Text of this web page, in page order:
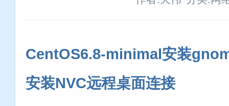
CentOS6.8-minimal安装
安装NVC远程桌面连接